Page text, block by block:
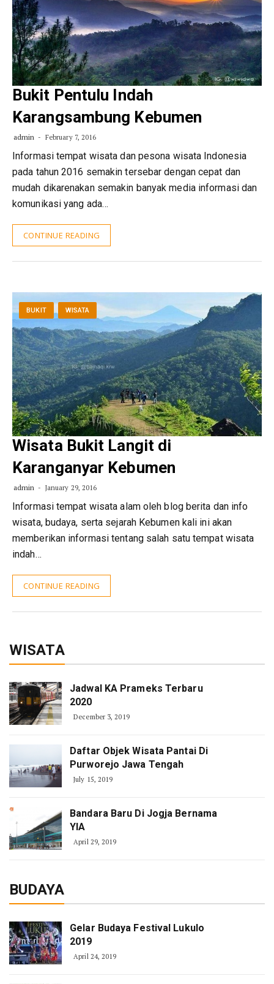
Bukit Pentulu Indah
Karangsambung Kebumen
admin February 7, 2016
Informasi tempat wisata dan pesona wisata Indonesia
pada tahun 2016 semakin tersebar dengan cepat dan
mudah dikarenakan semakin banyak media informasi dan
komunikasi yang ada…
CONTINUE READING
BUKIT WISATA
Wisata Bukit Langit di
Karanganyar Kebumen
admin January 29, 2016
Informasi tempat wisata alam oleh blog berita dan info
wisata, budaya, serta sejarah Kebumen kali ini akan
memberikan informasi tentang salah satu tempat wisata
indah…
CONTINUE READING
WISATA
Jadwal KA Prameks Terbaru
2020
December 3, 2019
Daftar Objek Wisata Pantai Di
Purworejo Jawa Tengah
July 15, 2019
Bandara Baru Di Jogja Bernama
YIA
April 29, 2019
BUDAYA
Gelar Budaya Festival Lukulo
2019
April 24, 2019